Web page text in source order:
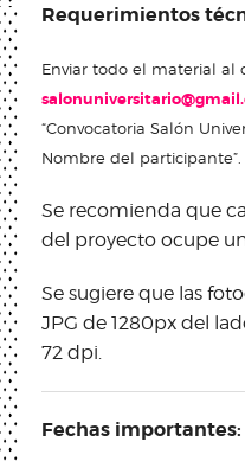
Requerimientos
Enviar todo el material al
“Convocatoria Salón
Nombre del participante”.
Se recomienda que
del proyecto ocupe
Se sugiere que las
JPG de 1280px del
72 dpi.
Fechas importantes: